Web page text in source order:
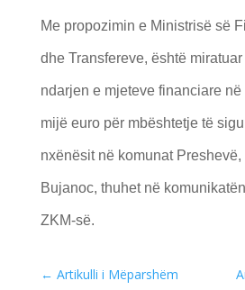
Me propozimin e Ministrisë së
dhe Transfereve, është
ndarjen e mjeteve financiare
mijë euro për mbështetje të
nxënësit në komunat
Bujanoc, thuhet në
ZKM-së.
← Artikulli i Mëparshëm